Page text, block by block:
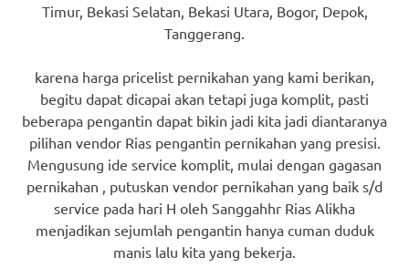
Timur, Bekasi Selatan, Bekasi Utara, Bogor, Depok,
Tanggerang.
karena harga pricelist pernikahan yang kami berikan,
begitu dapat dicapai akan tetapi juga komplit, pasti
beberapa pengantin dapat bikin jadi kita jadi diantaranya
pilihan vendor Rias pengantin pernikahan yang presisi.
Mengusung ide service komplit, mulai dengan gagasan
pernikahan , putuskan vendor pernikahan yang baik s/d
service pada hari H oleh Sanggahhr Rias Alikha
menjadikan sejumlah pengantin hanya cuman duduk
manis lalu kita yang bekerja.